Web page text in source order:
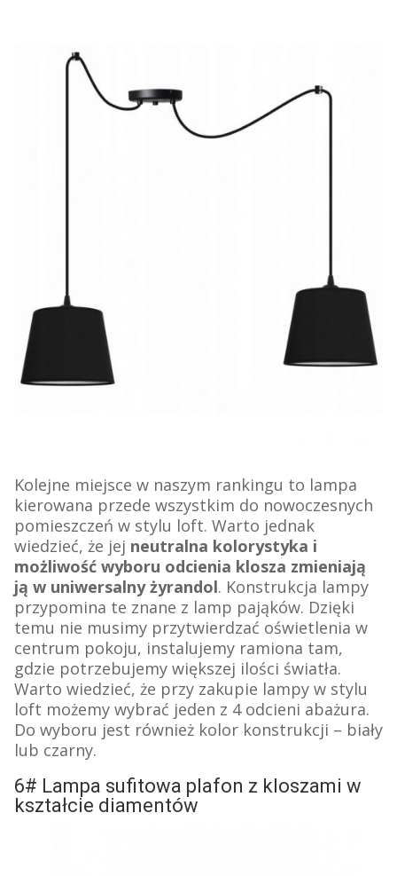
Kolejne miejsce w naszym rankingu to lampa
kierowana przede wszystkim do nowoczesnych
pomieszczeń w stylu loft. Warto jednak
wiedzieć, że jej neutralna kolorystyka i
możliwość wyboru odcienia klosza zmieniają
ją w uniwersalny żyrandol. Konstrukcja lampy
przypomina te znane z lamp pająków. Dzięki
temu nie musimy przytwierdzać oświetlenia w
centrum pokoju, instalujemy ramiona tam,
gdzie potrzebujemy większej ilości światła.
Warto wiedzieć, że przy zakupie lampy w stylu
loft możemy wybrać jeden z 4 odcieni abażura.
Do wyboru jest również kolor konstrukcji – biały
lub czarny.
6# Lampa sufitowa plafon z kloszami w
kształcie diamentów